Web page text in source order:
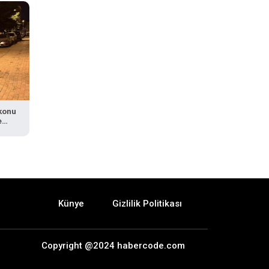
Künye Gizlilik Politikası
Copyright @2024 habercode.com